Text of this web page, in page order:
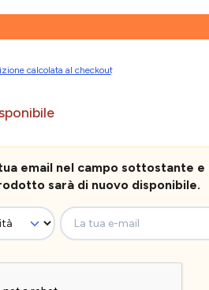
calcolata al checkout
email nel campo sottostante
sarà di nuovo disponibile.
La tua e-mail